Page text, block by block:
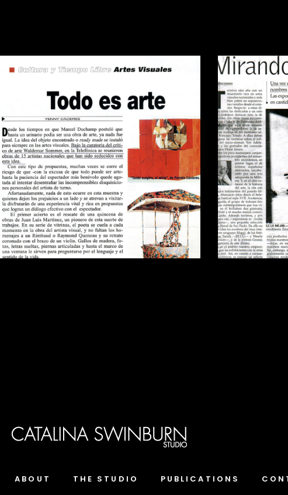
REVISTA QUE PASA TODO ES
ARTE
Publications
DIARIO EL
ABOUT THE STUDIO PUBLICATIONS